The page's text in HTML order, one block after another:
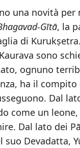
una novità
Gītā, la
di
sono
ognuno
ha il
Dal
come un
Dal lato dei
suo Devadatta,